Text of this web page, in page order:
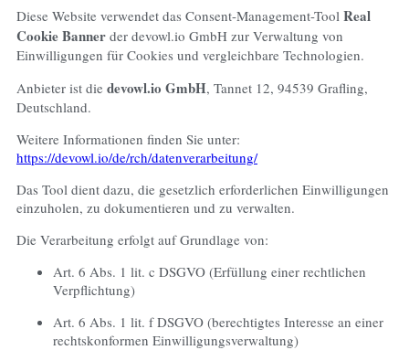
Diese Website verwendet das Consent-Management-Tool Real
Cookie Banner der devowl.io GmbH zur Verwaltung von
Einwilligungen für Cookies und vergleichbare Technologien.
Anbieter ist die devowl.io GmbH, Tannet 12, 94539 Grafling,
Deutschland.
Weitere Informationen finden Sie unter:
https://devowl.io/de/rch/datenverarbeitung/
Das Tool dient dazu, die gesetzlich erforderlichen Einwilligungen
einzuholen, zu dokumentieren und zu verwalten.
Die Verarbeitung erfolgt auf Grundlage von:
Art. 6 Abs. 1 lit. c DSGVO (Erfüllung einer rechtlichen
Verpflichtung)
Art. 6 Abs. 1 lit. f DSGVO (berechtigtes Interesse an einer
rechtskonformen Einwilligungsverwaltung)